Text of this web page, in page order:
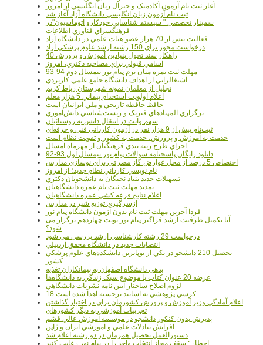
آغاز ثبت نام آزمون آکادميک و جنرال زبان انگليسي از امروز
ثبت نام آزمون زبان انگليسي دانشگاه آزاد آغاز شد
سمينار تخصصي " سيستم شناسايي خودکارو اتوماسيون"در
فرهنگسراي فناوري اطلاعات
فعاليت بيش از 70 هزار عضو هيات علمي در دانشگاه آزاد
درخواست مجوز براي 150 رشته ارشد علوم پزشکي آزاد
40 راهکار سند تحول بنيادين آموزش و پرورش
اسامي قبولي براي مصاحبه دکتري، امروز
مهلت ثبت نمره میان ترم پیام نور نیمسال دوم 94-93
اشتغالزايي از اهداف دانشگاه جامع علمي کاربردي
تجليل از معلمان نمونه شهرستان رباط کريم
اعلام اولويت استخدام پيماني 5 هزار معلم
حافظ حافظه تاريخي و ملي ايرانيان است
برگزاري المپيادهاي فيزيک و زيست‌شناسي دانش‌آموزي
سهم وانت در انتقال دانش به روستائيان
ثبت‌نام بيش از 9 هزار نفر در آزمون کارداني فني و حرفه‌اي
خدمت به آموزش و پرورش، خدمت به کشور و تقويت نظام است
اجراي طرح رتبه بندي فرهنگيان از مهرماه امسال
دانلود رایگان پاسخنامه سوالات پیام نور نیمسال اول 93-92
اختصاص 5 درصد از محل عوارض گاز مصرفي براي نوسازي مدارس
نام نويسي کارداني نظام جديد؛ از امروز
تسهيلات جديد بنياد نخبگان به دانشجويان دکتري
تمديد مهلت ثبت نام عمره دانشگاهيان
اعلام نتايج قرعه کشي عمره دانشگاهيان
ازسرگيري توزيع شير در مدارس
فردا آخرین مهلت ثبت نام بدون آزمون دانشگاه پیام نور
آیا تکمیل ظرفیت ارشد فراگیر پیام نور نوبت چهاردهم برگزار می
شود؟
درخواست 29 رشته کارشناسي ارشد بررسي مي شود
انتصابات جديد در دانشگاه محقق اردبيلي
تحصيل 210 دانشجو در يکي از نوپاترين دانشکده‌هاي علوم پزشکي
کشور
بدهي دانشگاه اصفهان به پيمانکاران تغذيه
عرضه 20 عنوان کتاب با موضوع سبک زندگي به دانشگاه‌ها
لزوم اصلاح ساختار آيين نامه نشريات دانشگاهي
18 کرسي پژوهشي به اساتيد برجسته اهدا شده است
اعلام آمادگي وزير آموزش و پرورش کشورمان براي در اختيار گذاشتن
تجربيات آموزشي به ديگر کشورهاي
پذيرش بدون کنکور دانشجو در موسسه آموزش عالي قشم
افزايش تبادلات علمي و آموزشي ايران و ژاپن
دستورالعمل تحصیل همزمان در دو رشته اعلام شد
اخطار : سقف مجاز انتخاب واحد را در پیام نور رعایت کنید